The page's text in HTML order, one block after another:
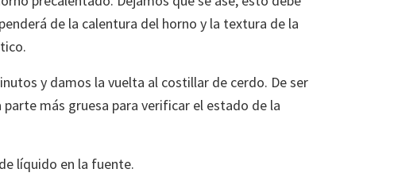
de la calentura del horno y la textura de la
y damos la vuelta al costillar de cerdo. De ser
más gruesa para verificar el estado de la
líquido en la fuente.